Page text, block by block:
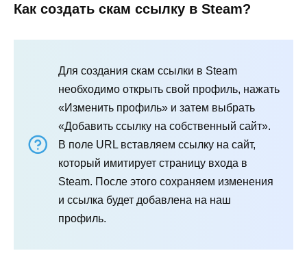
Как создать скам ссылку в Steam?
Для создания скам ссылки в Steam
необходимо открыть свой профиль, нажать
«Изменить профиль» и затем выбрать
«Добавить ссылку на собственный сайт».
В поле URL вставляем ссылку на сайт,
который имитирует страницу входа в
Steam. После этого сохраняем изменения
и ссылка будет добавлена на наш
профиль.